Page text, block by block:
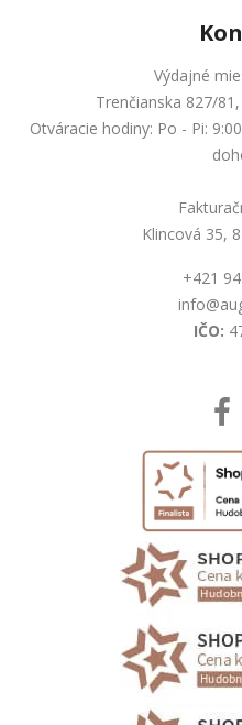
Výdajné
Trenčianska 827/
Otváracie hodiny: Po - Pi:
Klincová 35,
+421
IČO: